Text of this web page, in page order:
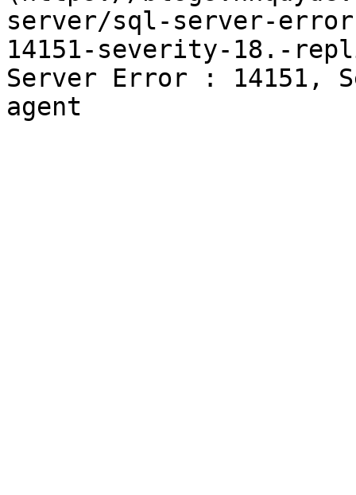
server/sql-server-
14151-severity-18.-
Server Error : 14151,